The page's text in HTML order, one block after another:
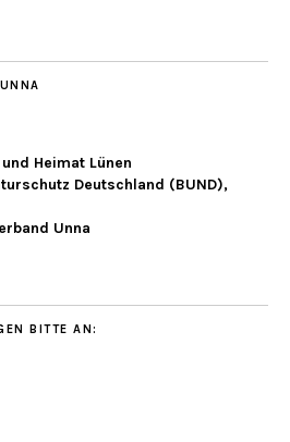
Heimat Lünen
Deutschland (BUND),
Unna
BITTE AN: